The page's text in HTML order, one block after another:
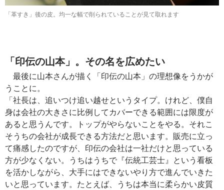
「革すき」後の皮。均一な幅で削られていることが見て取れます
「印伝の山本」。その名を広めたい
最後に山本さんが描く「印伝の山本」の理想像をうかが
うことに。
「社長は、追いつけ追い越せというタイプ。けれど、僕自
身は会社の大きさに比例してカバーできる範囲には限度が
あると思うんです。トップがやらないことをやる。それこ
そうちの会社が成長できる方法だと思います。販売に立っ
て痛感したのですが、印伝の会社は一社だけと思っている
方が少なくない。うちはうちで『伝統工芸士』という看板
を活かしながら、大手にはできないやり方で進んでいきた
いと思っています。たとえば、うちは本当に柔らかい皮質